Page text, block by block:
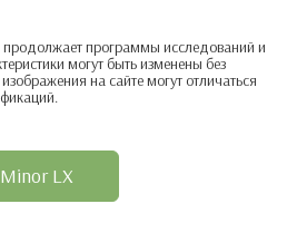
продолжает программы исследований и
могут быть изменены без
на сайте могут отличаться
LX